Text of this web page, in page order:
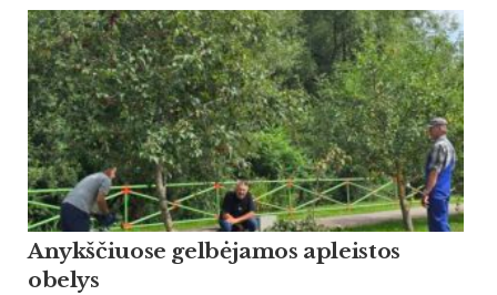
Anykščiuose gelbėjamos apleistos
obelys